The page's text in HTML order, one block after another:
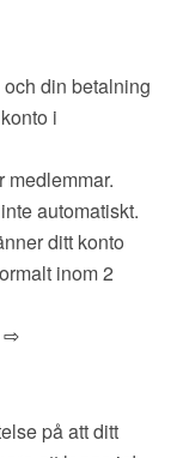
din betalning
i
medlemmar.
automatiskt.
ditt konto
inom 2
⇨
på att ditt